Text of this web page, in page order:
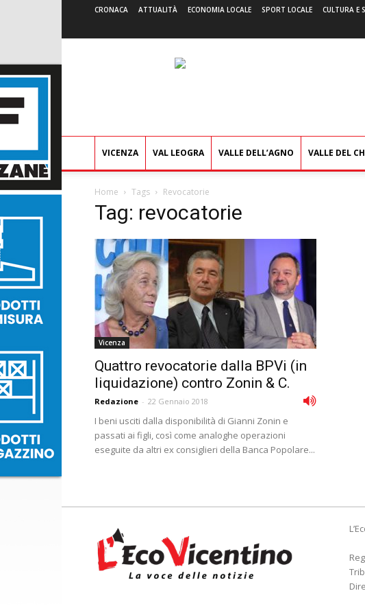
CRONACA ATTUALITÀ ECONOMIA LOCALE SPORT LOCALE CULTURA E
VICENZA VAL LEOGRA VALLE DELL’AGNO VALLE DEL
Home Tags Revocatorie
Tag: revocatorie
Vicenza
Quattro revocatorie dalla BPVi (in
liquidazione) contro Zonin & C.
Redazione - 22 Gennaio 2018
I beni usciti dalla disponibilità di Gianni Zonin e
passati ai figli, così come analoghe operazioni
eseguite da altri ex consiglieri della Banca Popolare...